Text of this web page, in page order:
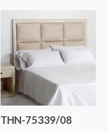
THN-75339/08